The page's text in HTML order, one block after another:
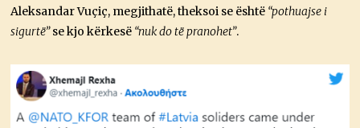
Aleksandar Vuçiç, megjithatë, theksoi se është “pothuajse i
sigurtë”se kjo kërkesë “nuk do të pranohet”.